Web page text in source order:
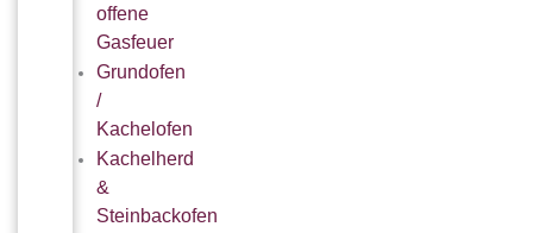
offene
Gasfeuer
Grundofen
/
Kachelofen
Kachelherd
&
Steinbackofen